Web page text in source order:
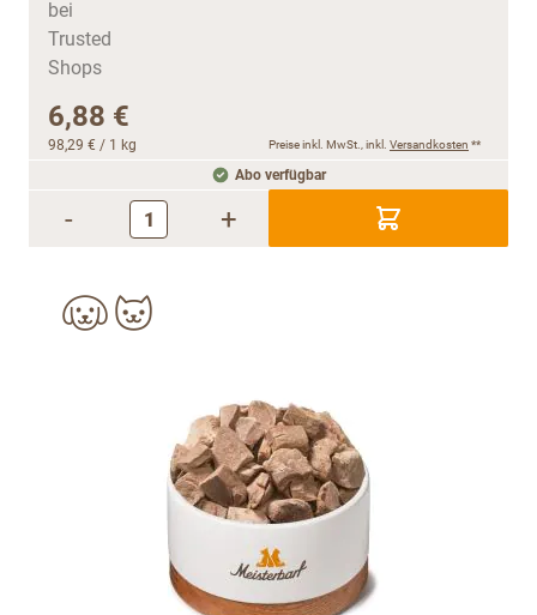
6,88 €
98,29 € / 1 kg Preise inkl. MwSt., inkl. Versandkosten **
Abo verfügbar
- +